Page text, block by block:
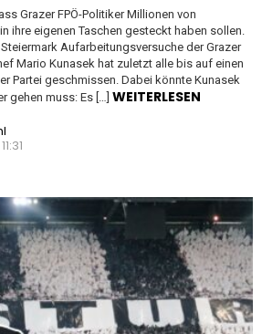
Grazer FPÖ-Politiker Millionen von
ihre eigenen Taschen gesteckt haben sollen.
Aufarbeitungsversuche der Grazer
Mario Kunasek hat zuletzt alle bis auf einen
Partei geschmissen. Dabei könnte Kunasek
gehen muss: Es […] WEITERLESEN